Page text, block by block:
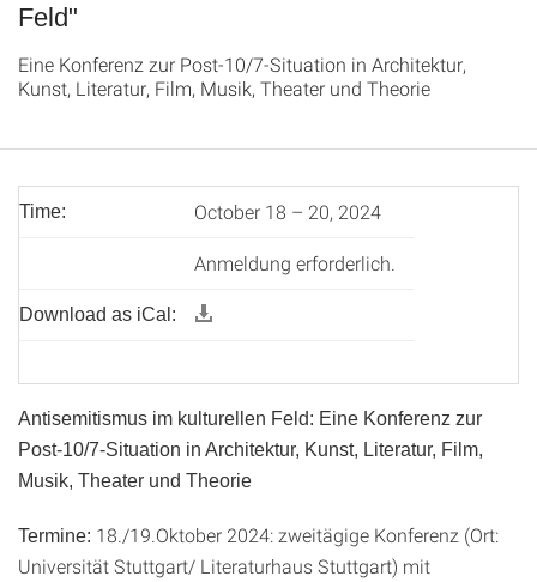
Feld"
Eine Konferenz zur Post-10/7-Situation in Architektur,
Kunst, Literatur, Film, Musik, Theater und Theorie
Time: October 18 – 20, 2024
Anmeldung erforderlich.
Download as iCal:
Antisemitismus im kulturellen Feld: Eine Konferenz zur
Post-10/7-Situation in Architektur, Kunst, Literatur, Film,
Musik, Theater und Theorie
Termine: 18./19.Oktober 2024: zweitägige Konferenz (Ort:
Universität Stuttgart/ Literaturhaus Stuttgart) mit